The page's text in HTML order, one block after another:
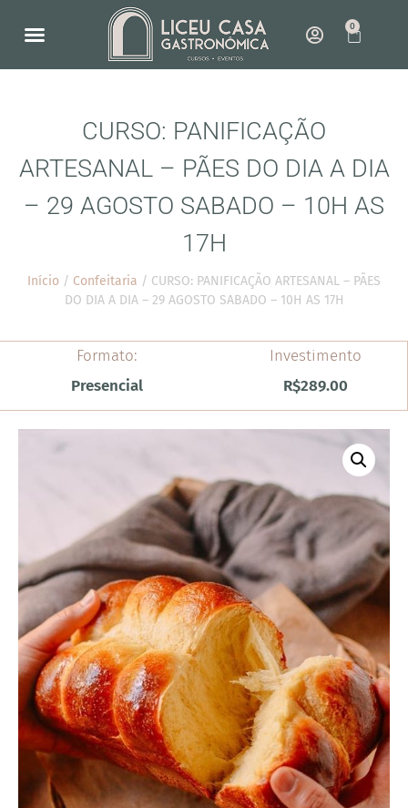
0
CURSO: PANIFICAÇÃO
ARTESANAL – PÃES DO DIA A DIA
– 29 AGOSTO SABADO – 10H AS
17H
Início / Confeitaria / CURSO: PANIFICAÇÃO ARTESANAL – PÃES
DO DIA A DIA – 29 AGOSTO SABADO – 10H AS 17H
Formato:
Presencial
Investimento
R$289.00